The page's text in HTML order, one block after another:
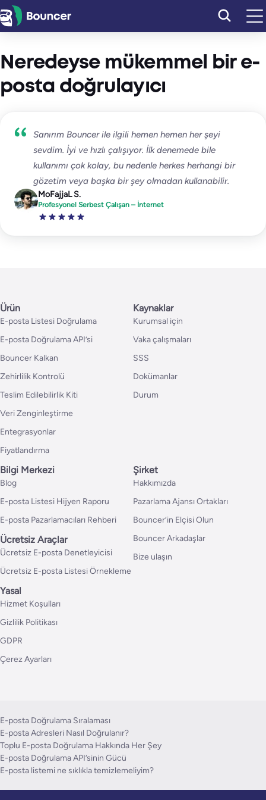
İçeriğe
geç
Neredeyse mükemmel bir e-
posta doğrulayıcı
Sanırım Bouncer ile ilgili hemen hemen her şeyi
sevdim. İyi ve hızlı çalışıyor. İlk denemede bile
kullanımı çok kolay, bu nedenle herkes herhangi bir
gözetim veya başka bir şey olmadan kullanabilir.
MoFajjaL S.
Profesyonel Serbest Çalışan – İnternet
Ürün
E-posta Listesi Doğrulama
E-posta Doğrulama API’si
Bouncer Kalkan
Zehirlilik Kontrolü
Teslim Edilebilirlik Kiti
Veri Zenginleştirme
Entegrasyonlar
Fiyatlandırma
Kaynaklar
Kurumsal için
Vaka çalışmaları
SSS
Dokümanlar
Durum
Bilgi Merkezi
Blog
E-posta Listesi Hijyen Raporu
E-posta Pazarlamacıları Rehberi
Ücretsiz Araçlar
Ücretsiz E-posta Denetleyicisi
Ücretsiz E-posta Listesi Örnekleme
Şirket
Hakkımızda
Pazarlama Ajansı Ortakları
Bouncer’in Elçisi Olun
Bouncer Arkadaşlar
Bize ulaşın
Yasal
Hizmet Koşulları
Gizlilik Politikası
GDPR
Çerez Ayarları
E-posta Doğrulama Sıralaması
E-posta Adresleri Nasıl Doğrulanır?
Toplu E-posta Doğrulama Hakkında Her Şey
E-posta Doğrulama API’sinin Gücü
E-posta listemi ne sıklıkla temizlemeliyim?